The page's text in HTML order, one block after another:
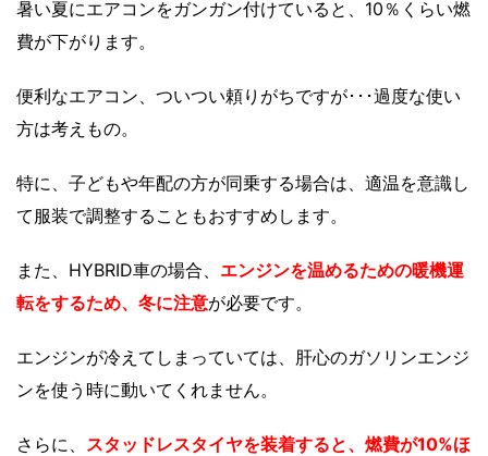
暑い夏にエアコンをガンガン付けていると、10％くらい燃
費が下がります。
便利なエアコン、ついつい頼りがちですが･･･過度な使い
方は考えもの。
特に、子どもや年配の方が同乗する場合は、適温を意識し
て服装で調整することもおすすめします。
また、HYBRID車の場合、 エンジンを温めるための暖機運
転をするため、冬に注意が必要です。
エンジンが冷えてしまっていては、肝心のガソリンエンジ
ンを使う時に動いてくれません。
さらに、 スタッドレスタイヤを装着すると、燃費が10%ほ